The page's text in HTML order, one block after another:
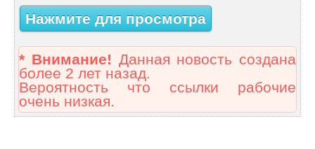
Нажмите для просмотра
* Внимание! Данная новость создана
более 2 лет назад.
Вероятность что ссылки рабочие
очень низкая.